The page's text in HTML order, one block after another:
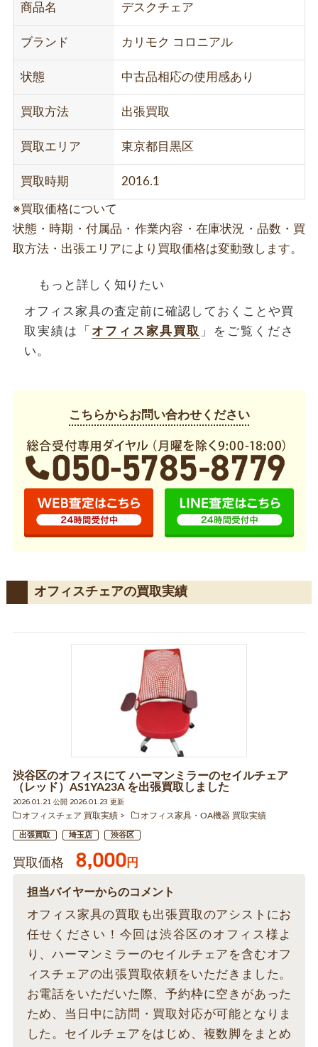
商品名 デスクチェア
ブランド カリモク コロニアル
状態 中古品相応の使用感あり
買取方法 出張買取
買取エリア 東京都目黒区
買取時期 2016.1
※買取価格について
状態・時期・付属品・作業内容・在庫状況・品数・買
取方法・出張エリアにより買取価格は変動致します。
もっと詳しく知りたい
オフィス家具の査定前に確認しておくことや買
取実績は「 オフィス家具買取 」をご覧くださ
い。
こちらからお問い合わせください
オフィスチェアの買取実績
渋谷区のオフィスにて ハーマンミラーのセイルチェア
（レッド）AS1YA23A を出張買取しました
2026.01.21 公開 2026.01.23 更新
オフィスチェア 買取実績
オフィス家具・OA機器 買取実績
出張買取 埼玉店 渋谷区
買取価格 8,000円
担当バイヤーからのコメント
オフィス家具の買取も出張買取のアシストにお
任せください！今回は渋谷区のオフィス様よ
り、ハーマンミラーのセイルチェアを含むオフ
ィスチェアの出張買取依頼をいただきました。
お電話をいただいた際、予約枠に空きがあった
ため、当日中に訪問・買取対応が可能となりま
した。セイルチェアをはじめ、複数脚をまとめ